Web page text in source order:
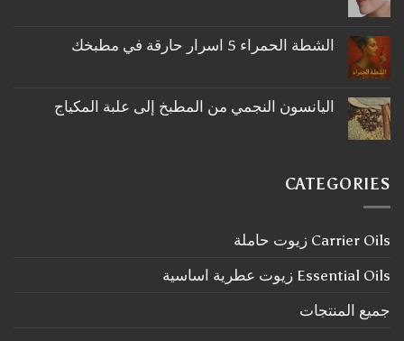
اكليل
الجبل
على
الجانب
الشطة الحمراء 5 اسرار حارقة في مطبخك
على
الشطة
في
مطبخك
اليانسون النجمي من المطبخ إلى علبة المكياج
اليانسون
النجمي
علبة
المكياج
CATEGORIES
Carrier Oils زيوت حاملة
Essential Oils زيوت عطرية اساسية
جميع المنتجات